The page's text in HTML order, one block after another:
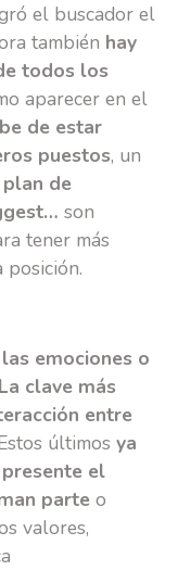
el buscador el
también hay
todos los
aparecer en el
de estar
puestos, un
de
son
tener más
posición.
emociones o
clave más
entre
últimos ya
el
parte o
valores,